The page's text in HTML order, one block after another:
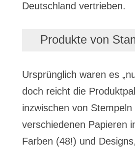
Deutschland vertrieben.
Produkte von
Ursprünglich waren es
doch reicht die
inzwischen von
verschiedenen Papieren
Farben (48!) und